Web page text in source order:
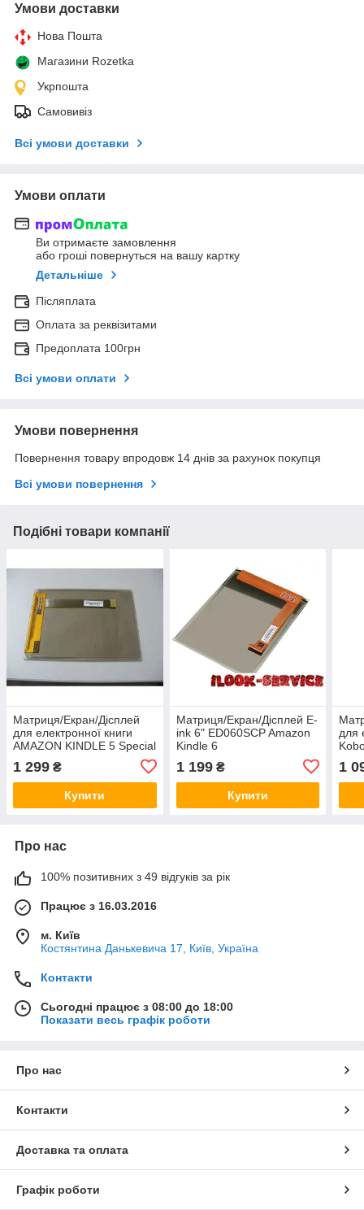
Умови доставки
Нова Пошта
Магазини Rozetka
Укрпошта
Самовивіз
Всі умови доставки
Умови оплати
Ви отримаєте замовлення
або гроші повернуться на вашу картку
Детальніше
Післяплата
Оплата за реквізитами
Предоплата 100грн
Всі умови оплати
Умови повернення
Повернення товару впродовж 14 днів за рахунок покупця
Всі умови повернення
Подібні товари компанії
Матриця/Екран/Дісплей
для електронної книги
AMAZON KINDLE 5 Special
1 299 ₴
Купити
Матриця/Екран/Дісплей E-
ink 6" ED060SCP Amazon
Kindle 6
1 199₴
Купити
для
1
Про нас
100% позитивних з 49 відгуків за рік
Працює з 16.03.2016
м. Київ
Костянтина Данькевича 17, Київ, Україна
Контакти
Сьогодні працює з 08:00 до 18:00
Показати весь графік роботи
Про нас
Контакти
Доставка та оплата
Графік роботи